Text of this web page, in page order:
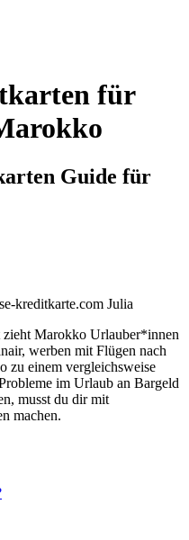
für
Guide für
Julia
zieht Marokko Urlauber*innen
werben mit Flügen nach
zu einem vergleichsweise
im Urlaub an Bargeld
musst du dir mit
machen.